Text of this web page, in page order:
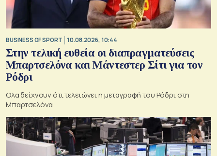
BUSINESS OF SPORT 10.08.2026, 10:44
Στην τελική ευθεία οι διαπραγματεύσεις
Μπαρτσελόνα και Μάντεστερ Σίτι για τον
Ρόδρι
Ολα δείχνουν ότι τελειώνει η μεταγραφή του Ρόδρι στη
Μπαρτσελόνα